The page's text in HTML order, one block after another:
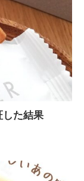
した結果